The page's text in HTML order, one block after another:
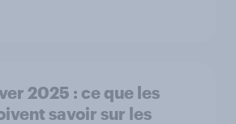
2025 : ce que les
savoir sur les